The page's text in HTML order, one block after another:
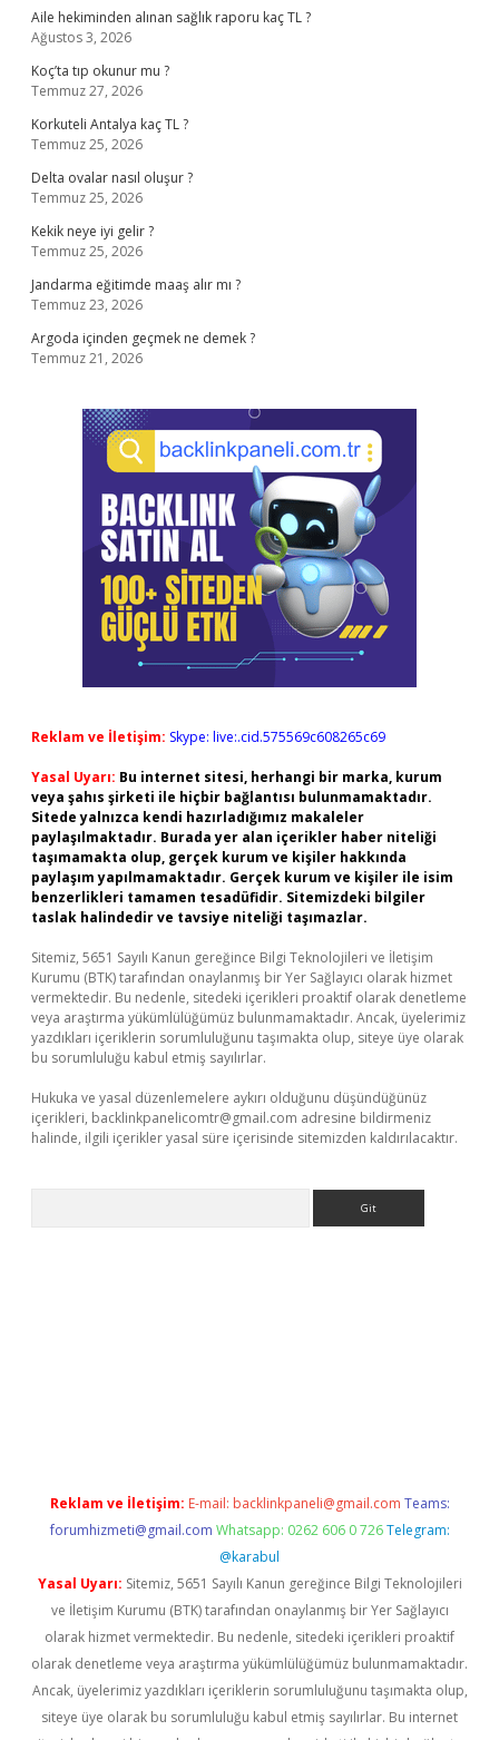
Aile hekiminden alınan sağlık raporu kaç TL ?
Ağustos 3, 2026
Koç’ta tıp okunur mu ?
Temmuz 27, 2026
Korkuteli Antalya kaç TL ?
Temmuz 25, 2026
Delta ovalar nasıl oluşur ?
Temmuz 25, 2026
Kekik neye iyi gelir ?
Temmuz 25, 2026
Jandarma eğitimde maaş alır mı ?
Temmuz 23, 2026
Argoda içinden geçmek ne demek ?
Temmuz 21, 2026
Reklam ve İletişim: Skype: live:.cid.575569c608265c69
Yasal Uyarı: Bu internet sitesi, herhangi bir marka, kurum
veya şahıs şirketi ile hiçbir bağlantısı bulunmamaktadır.
Sitede yalnızca kendi hazırladığımız makaleler
paylaşılmaktadır. Burada yer alan içerikler haber niteliği
taşımamakta olup, gerçek kurum ve kişiler hakkında
paylaşım yapılmamaktadır. Gerçek kurum ve kişiler ile isim
benzerlikleri tamamen tesadüfidir. Sitemizdeki bilgiler
taslak halindedir ve tavsiye niteliği taşımazlar.
Sitemiz, 5651 Sayılı Kanun gereğince Bilgi Teknolojileri ve İletişim
Kurumu (BTK) tarafından onaylanmış bir Yer Sağlayıcı olarak hizmet
vermektedir. Bu nedenle, sitedeki içerikleri proaktif olarak denetleme
veya araştırma yükümlülüğümüz bulunmamaktadır. Ancak, üyelerimiz
yazdıkları içeriklerin sorumluluğunu taşımakta olup, siteye üye olarak
bu sorumluluğu kabul etmiş sayılırlar.
Hukuka ve yasal düzenlemelere aykırı olduğunu düşündüğünüz
içerikleri, backlinkpanelicomtr@gmail.com adresine bildirmeniz
halinde, ilgili içerikler yasal süre içerisinde sitemizden kaldırılacaktır.
Reklam ve İletişim: E-mail: backlinkpaneli@gmail.com Teams:
forumhizmeti@gmail.com Whatsapp: 0262 606 0 726 Telegram:
@karabul
Yasal Uyarı: Sitemiz, 5651 Sayılı Kanun gereğince Bilgi Teknolojileri
ve İletişim Kurumu (BTK) tarafından onaylanmış bir Yer Sağlayıcı
olarak hizmet vermektedir. Bu nedenle, sitedeki içerikleri proaktif
olarak denetleme veya araştırma yükümlülüğümüz bulunmamaktadır.
Ancak, üyelerimiz yazdıkları içeriklerin sorumluluğunu taşımakta olup,
siteye üye olarak bu sorumluluğu kabul etmiş sayılırlar. Bu internet